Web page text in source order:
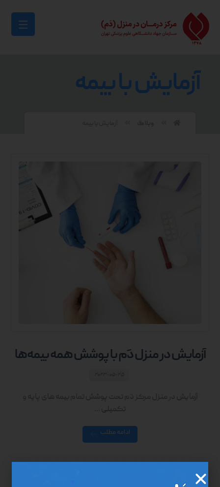
آزمایش با بیمه
آزمایش در منزل دَم با پوشش همه بیمه‌ها
آزمایش در منزل مرکز دَم تحت پوشش تمام بیمه های پایه و
تکمیلی ...
ادامه مطلب